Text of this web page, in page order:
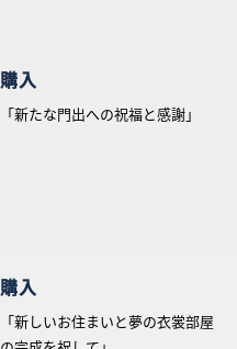
購入
「新たな門出への祝福と感謝」
購入
「新しいお住まいと夢の衣裳部屋